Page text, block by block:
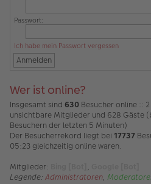
Passwort:
Ich habe mein Passwort vergessen
Wer ist online?
Insgesamt sind 630 Besucher online ::
unsichtbare Mitglieder und 628 Gäste
Besuchern der letzten 5 Minuten)
Der Besucherrekord liegt bei 17737
05:23 gleichzeitig online waren.
Mitglieder:
,
Legende: Administratoren,